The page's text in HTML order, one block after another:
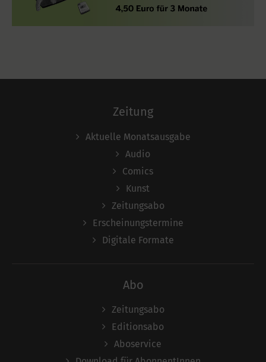
Zeitung
Aktuelle Monatsausgabe
Audio
Comics
Kunst
Zeitungsabo
Erscheinungstermine
Digitale Formate
Abo
Zeitungsabo
Editionsabo
Aboservice